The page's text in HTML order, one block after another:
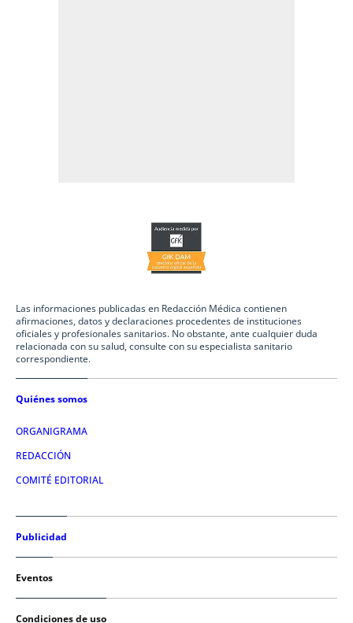
Las informaciones publicadas en Redacción Médica contienen
afirmaciones, datos y declaraciones procedentes de instituciones
oficiales y profesionales sanitarios. No obstante, ante cualquier duda
relacionada con su salud, consulte con su especialista sanitario
correspondiente.
Quiénes somos
ORGANIGRAMA
REDACCIÓN
COMITÉ EDITORIAL
Publicidad
Eventos
Condiciones de uso